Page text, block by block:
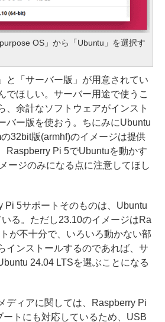
OS」から「Ubuntu」を選択す
「サーバー版」が用意されてい
でほしい。サーバー用途で使うこ
、余計なソフトウェアがインスト
バー版を使おう。ちにみにUbuntu
32bit版(armhf)のイメージは提供
Raspberry Pi 5でUbuntuを動かす
ージのみになる点に注意してほし
5サポートそのものは、Ubuntu
る。ただし23.10のイメージはRa
が不十分で、いろいろ動かない部
インストールするのであれば、サ
24.04 LTSを選ぶことになる
ディアに関しては、Raspberry Pi
トにも対応しているため、USB